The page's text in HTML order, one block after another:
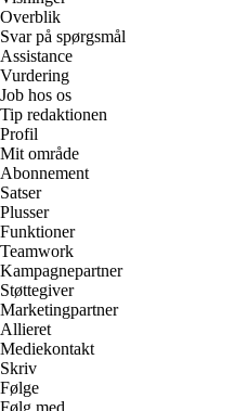
Overblik
Svar på spørgsmål
Assistance
Vurdering
Job hos os
Tip redaktionen
Profil
Mit område
Abonnement
Satser
Plusser
Funktioner
Teamwork
Kampagnepartner
Støttegiver
Marketingpartner
Allieret
Mediekontakt
Skriv
Følge
Følg med